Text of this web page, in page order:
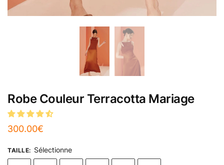
Robe Couleur Terracotta Mariage
300.00€
TAILLE: Sélectionne